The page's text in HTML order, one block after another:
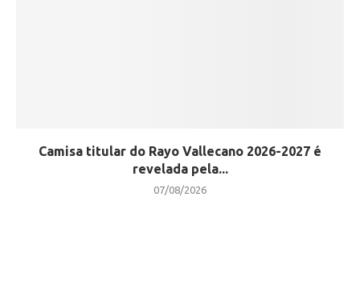
Camisa titular do Rayo Vallecano 2026-2027 é
revelada pela...
07/08/2026